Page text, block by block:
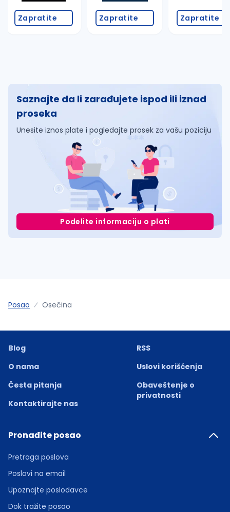
Zapratite Zapratite Zapratite
Saznajte da li zarađujete ispod ili iznad
proseka
Unesite iznos plate i pogledajte prosek za vašu poziciju
Podelite informaciju o plati
Posao Osečina
Blog
O nama
Česta pitanja
Kontaktirajte nas
RSS
Uslovi korišćenja
Obaveštenje o
privatnosti
Pronađite posao
Pretraga poslova
Poslovi na email
Upoznajte poslodavce
Dok tražite posao